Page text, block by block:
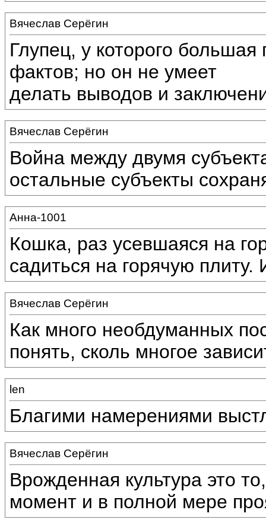
Вячеслав Серёгин
Глупец, у которого
фактов; но он не умеет
делать выводов и
Вячеслав Серёгин
Война между двумя
остальные субъекты
Анна-1001
Кошка, раз усевшаяся на
садиться на горячую
Вячеслав Серёгин
Как много необдуманных
понять, сколь многое
len
Благими намерениями
Вячеслав Серёгин
Врожденная культура это
момент и в полной мере